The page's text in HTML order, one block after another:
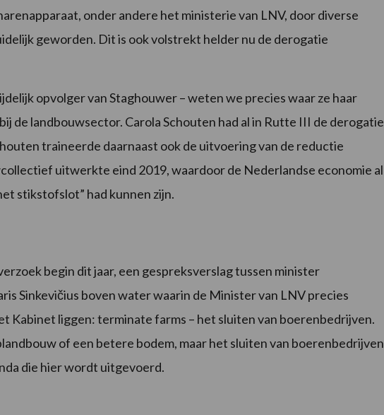
onder andere het ministerie van LNV, door diverse
geworden. Dit is ook volstrekt helder nu de derogatie
opvolger van Staghouwer – weten we precies waar ze haar
de landbouwsector. Carola Schouten had al in Rutte III de derogatie
traineerde daarnaast ook de uitvoering van de reductie
uitwerkte eind 2019, waardoor de Nederlandse economie al
stikstofslot” had kunnen zijn.
begin dit jaar, een gespreksverslag tussen minister
Sinkevičius boven water waarin de Minister van LNV precies
Kabinet liggen: terminate farms – het sluiten van boerenbedrijven.
of een betere bodem, maar het sluiten van boerenbedrijven
die hier wordt uitgevoerd.